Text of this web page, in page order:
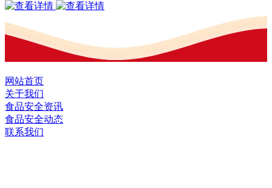
网站首页
关于我们
食品安全资讯
食品安全动态
联系我们